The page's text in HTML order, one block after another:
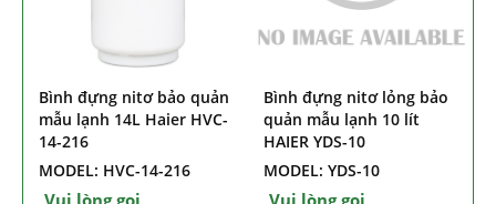
Bình đựng nitơ bảo quản
mẫu lạnh 14L Haier HVC-
14-216
MODEL: HVC-14-216
Bình đựng nitơ lỏng bảo
quản mẫu lạnh 10 lít
HAIER YDS-10
MODEL: YDS-10